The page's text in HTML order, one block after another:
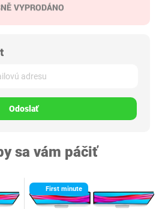
Odoslať
sa vám páčiť
First minute